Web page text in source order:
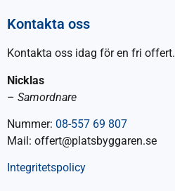
Kontakta oss
Kontakta oss idag för en fri offert.
Nicklas
– Samordnare
Nummer: 08-557 69 807
Mail: offert@platsbyggaren.se
Integritetspolicy